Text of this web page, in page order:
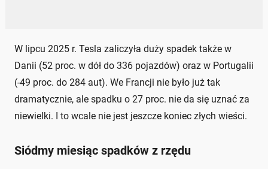
W lipcu 2025 r. Tesla zaliczyła duży spadek także w
Danii (52 proc. w dół do 336 pojazdów) oraz w Portugalii
(-49 proc. do 284 aut). We Francji nie było już tak
dramatycznie, ale spadku o 27 proc. nie da się uznać za
niewielki. I to wcale nie jest jeszcze koniec złych wieści.
Siódmy miesiąc spadków z rzędu